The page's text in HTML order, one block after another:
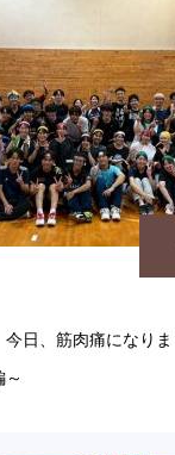
日、筋肉痛になりま
～